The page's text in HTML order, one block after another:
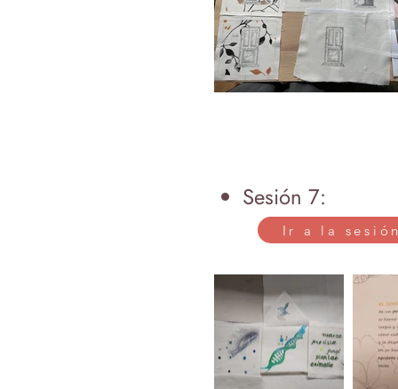
Sesión 7:
Ir a la